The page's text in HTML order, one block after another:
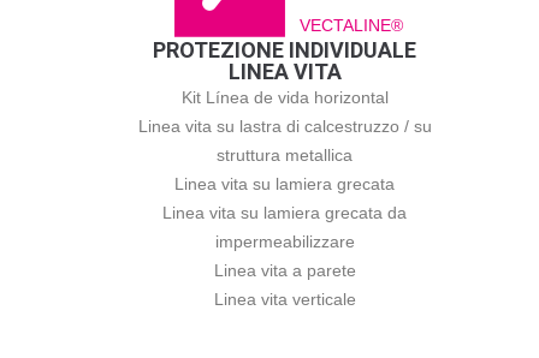
VECTALINE®
PROTEZIONE INDIVIDUALE
LINEA VITA
Kit Línea de vida horizontal
Linea vita su lastra di calcestruzzo / su
struttura metallica
Linea vita su lamiera grecata
Linea vita su lamiera grecata da
impermeabilizzare
Linea vita a parete
Linea vita verticale